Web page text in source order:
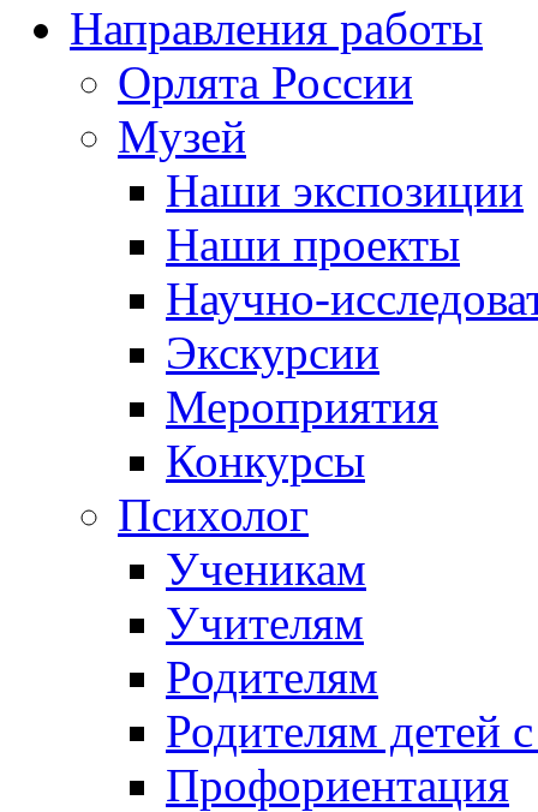
Направления работы
Орлята России
Музей
Наши экспозиции
Наши проекты
Научно-
Экскурсии
Мероприятия
Конкурсы
Психолог
Ученикам
Учителям
Родителям
Родителям детей
Профориентация